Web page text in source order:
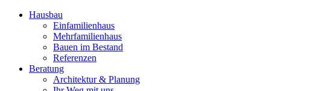
Hausbau
Einfamilienhaus
Mehrfamilienhaus
Bauen im Bestand
Referenzen
Beratung
Architektur & Planung